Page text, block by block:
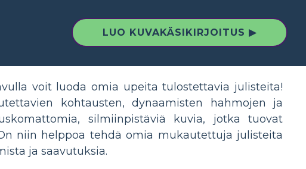
LUO KUVAKÄSIKIRJOITUS ▶
voit luoda omia upeita tulostettavia julisteita!
kohtausten, dynaamisten hahmojen ja
silmiinpistäviä kuvia, jotka tuovat
niin helppoa tehdä omia mukautettuja julisteita
ja saavutuksia.